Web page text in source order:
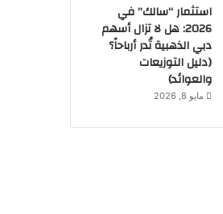
استثمار “سالك” في
2026: هل لا تزال أسهم
دبي الذهبية تُدر أرباحاً؟
(دليل التوزيعات
والعوائد)
مايو 8, 2026